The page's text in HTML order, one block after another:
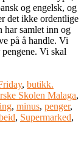
og engelsk, og
det ikke ordentlige
har samlet inn og
på å handle. Vi
Vi skal
, butikk.
Skolen Malaga,
, minus, penger,
, Supermarked,